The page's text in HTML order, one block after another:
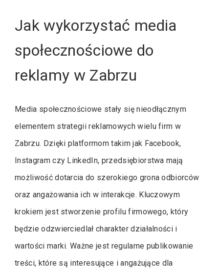
Jak wykorzystać media
społecznościowe do
reklamy w Zabrzu
Media społecznościowe stały się nieodłącznym
elementem strategii reklamowych wielu firm w
Zabrzu. Dzięki platformom takim jak Facebook,
Instagram czy LinkedIn, przedsiębiorstwa mają
możliwość dotarcia do szerokiego grona odbiorców
oraz angażowania ich w interakcje. Kluczowym
krokiem jest stworzenie profilu firmowego, który
będzie odzwierciedlał charakter działalności i
wartości marki. Ważne jest regularne publikowanie
treści, które są interesujące i angażujące dla